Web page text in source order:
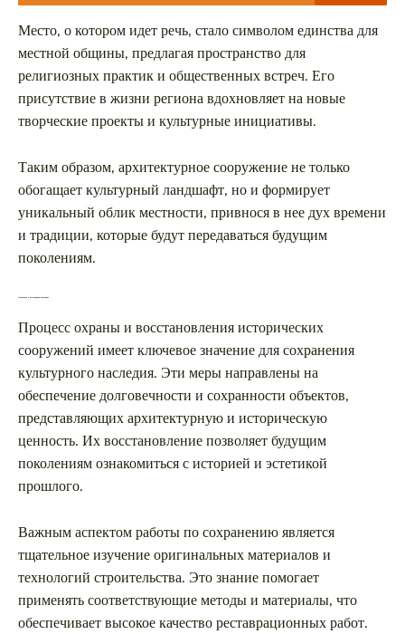
Место, о котором идет речь, стало символом единства для
местной общины, предлагая пространство для
религиозных практик и общественных встреч. Его
присутствие в жизни региона вдохновляет на новые
творческие проекты и культурные инициативы.
Таким образом, архитектурное сооружение не только
обогащает культурный ландшафт, но и формирует
уникальный облик местности, привнося в нее дух времени
и традиции, которые будут передаваться будущим
поколениям.
Сохранение и реставрация памятника
Процесс охраны и восстановления исторических
сооружений имеет ключевое значение для сохранения
культурного наследия. Эти меры направлены на
обеспечение долговечности и сохранности объектов,
представляющих архитектурную и историческую
ценность. Их восстановление позволяет будущим
поколениям ознакомиться с историей и эстетикой
прошлого.
Важным аспектом работы по сохранению является
тщательное изучение оригинальных материалов и
технологий строительства. Это знание помогает
применять соответствующие методы и материалы, что
обеспечивает высокое качество реставрационных работ.